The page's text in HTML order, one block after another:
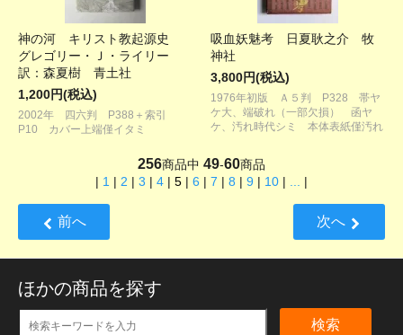
神の河 キリスト教起源史
グレゴリー・Ｊ・ライリー
訳：森夏樹 青土社
1,200円(税込)
2002年 四六判 P388＋索引
P10 カバー上端僅イタミ
吸血妖魅考 日夏耿之介 牧
神社
3,800円(税込)
1976年初版 Ａ５判 P328 帯ヤ
ケ大、端破れ（一部欠損） 函ヤ
ケ、汚れ時代シミ 本体表紙僅汚れ
256商品中 49-60商品
| 1 | 2 | 3 | 4 | 5 | 6 | 7 | 8 | 9 | 10 | ... |
前へ 次へ
ほかの商品を探す
検索